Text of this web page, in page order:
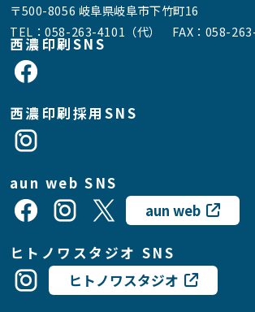
〒500-8056 岐阜県岐阜市下竹町16
TEL：058-263-4101（代） FAX：058-
西濃印刷SNS
西濃印刷採用SNS
aun web SNS
aun web
ヒトノワスタジオ SNS
ヒトノワスタジオ